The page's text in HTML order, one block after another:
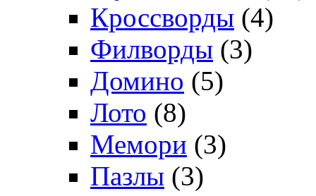
Кроссворды (4)
Филворды (3)
Домино (5)
Лото (8)
Мемори (3)
Пазлы (3)